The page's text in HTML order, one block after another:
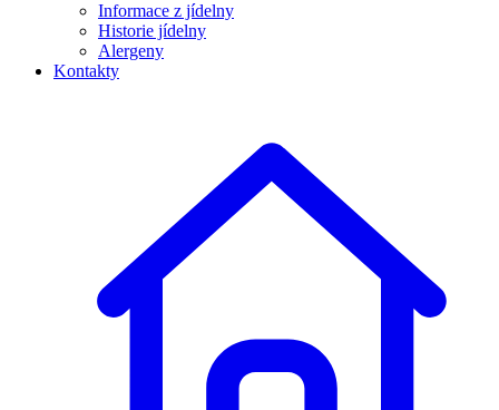
Informace z jídelny
Historie jídelny
Alergeny
Kontakty